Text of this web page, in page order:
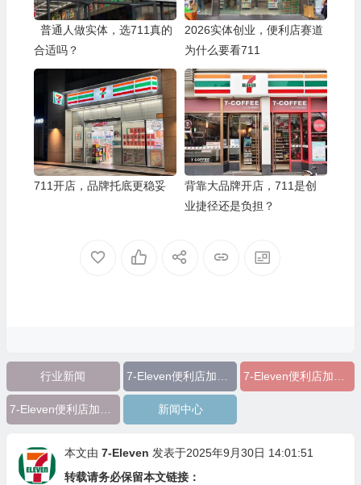
普通人做实体，选711真的
合适吗？
2026实体创业，便利店赛道
为什么要看711
711开店，品牌托底更稳妥
背靠大品牌开店，711是创
业捷径还是负担？
行业新闻
新闻中心
本文由 7-Eleven 发表于2025年9月30日 14:01:51
转载请务必保留本文链接：